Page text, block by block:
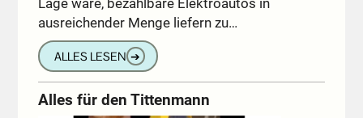
ausreichender Menge liefern zu…
ALLES LESEN ➔
Alles für den Tittenmann